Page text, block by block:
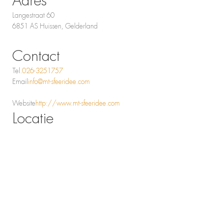
Langestraat 60
6851 AS Huissen, Gelderland
Contact
Tel. 026-3251757
Email info@mt-sfeeridee.com
Websitehttp://www.mt-sfeeridee.com
Locatie